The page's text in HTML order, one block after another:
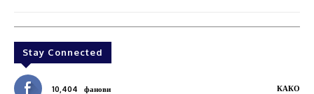
Stay Connected
10,404 фанови КАКО